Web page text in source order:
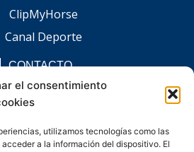
el consentimiento
utilizamos tecnologías como las
a la información del dispositivo. El
ClipMyHorse
Canal Deporte
CONTACTO
en todo el ámbito nacional
I
n
L
i
E
n
W
h